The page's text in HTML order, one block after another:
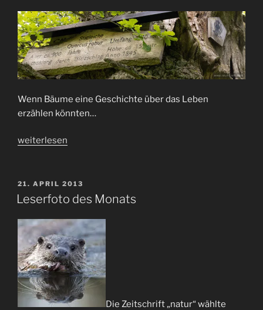
Wenn Bäume eine Geschichte über das Leben
erzählen könnten…
„Bäume
weiterlesen
VERÖFFENTLICHT
AM
21. APRIL 2013
Leserfoto des Monats
Die Zeitschrift „natur“ wählte